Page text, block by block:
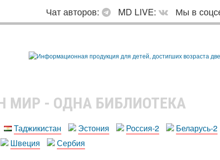
Чат авторов: MD LIVE:
Мы в
МИР - ОДНА БИБЛИОТЕКА
Таджикистан Эстония Россия-2
Беларусь-2
Швеция Сербия